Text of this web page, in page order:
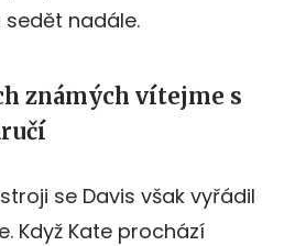
sedět nadále.
známých vítejme s
se Davis však vyřádil
Když Kate prochází